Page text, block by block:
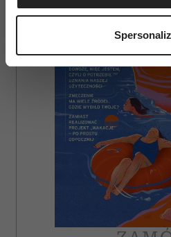
Identyfikować Twoje
(fingerprinting, czyli
dane są przetwarzane oraz
sekcji szczegółów
. W
zmienić lub wycofać swoją
Wykorzystujemy pliki cookie
i reklam, aby oferować funkcje
analizować ruch w naszej
korzystasz z naszej witryny,
społecznościowym,
Partnerzy mogą połączyć te